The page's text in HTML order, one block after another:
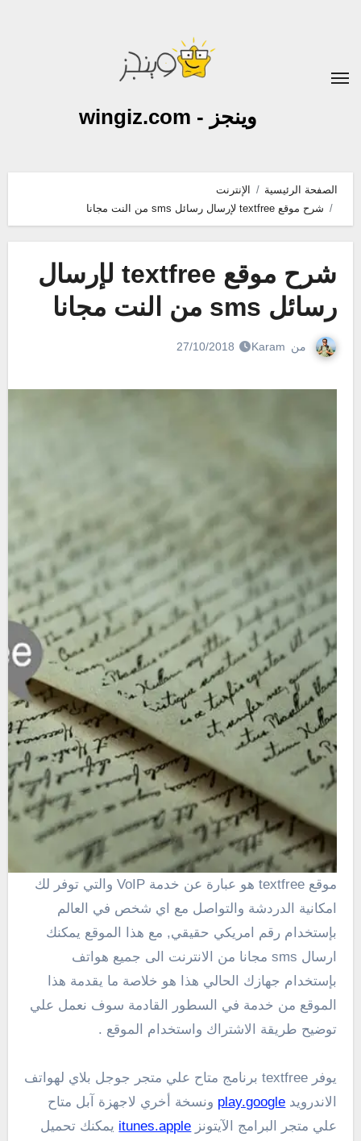
وينجز - wingiz.com
الصفحة الرئيسية
الإنترنت
شرح موقع textfree لإرسال رسائل sms من النت مجانا
شرح موقع textfree لإرسال
رسائل sms من النت مجانا
من Karam
27/10/2018
موقع textfree هو عبارة عن خدمة VoIP والتي توفر لك
امكانية الدردشة والتواصل مع اي شخص في العالم
بإستخدام رقم امريكي حقيقي, مع هذا الموقع يمكنك
ارسال sms مجانا من الانترنت الى جميع هواتف
بإستخدام جهازك الحالي هذا هو خلاصة ما يقدمة هذا
الموقع من خدمة في السطور القادمة سوف نعمل علي
توضيح طريقة الاشتراك واستخدام الموقع .
يوفر textfree برنامج متاح علي متجر جوجل بلاي لهواتف
الاندرويد play.google ونسخة أخري لاجهزة آبل متاح
علي متجر البرامج الآيتونز itunes.apple يمكنك تحميل